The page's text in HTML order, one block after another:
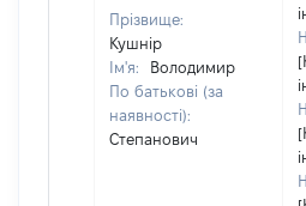
Прізвище:
Кушнір
Ім'я:
Володимир
По батькові (за
наявності):
Степанович